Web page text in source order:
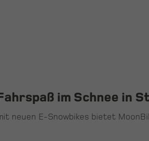
im Schnee in
neuen E-Snowbikes bietet